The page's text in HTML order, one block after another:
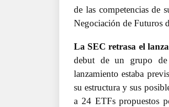
de las competencias de
Negociación de Futuros
La SEC retrasa el
debut de un grupo de
lanzamiento estaba
su estructura y sus
a 24 ETFs propuestos